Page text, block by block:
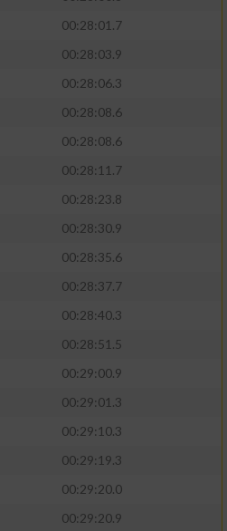
00:28:01.7
00:28:03.9
00:28:06.3
00:28:08.6
00:28:08.6
00:28:11.7
00:28:23.8
00:28:30.9
00:28:35.6
00:28:37.7
00:28:40.3
00:28:51.5
00:29:00.9
00:29:01.3
00:29:10.3
00:29:19.3
00:29:20.0
00:29:20.9